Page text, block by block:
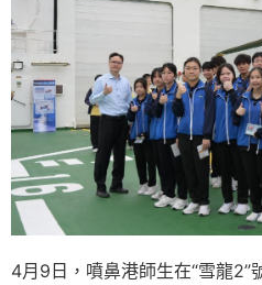
4月9日，噴鼻港師生在“雪龍2”